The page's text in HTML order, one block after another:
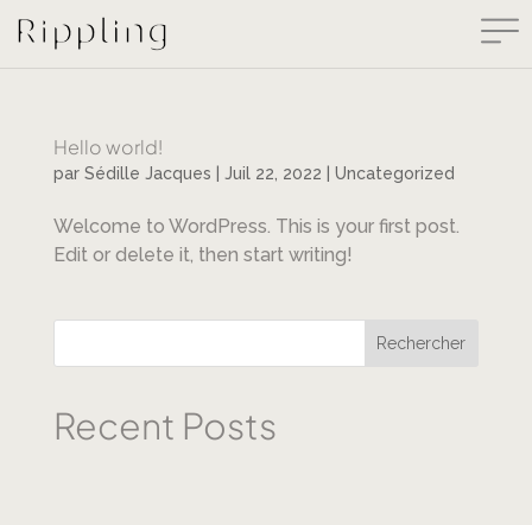
Hello world!
par Sédille Jacques Juil 22, 2022 Uncategorized
Welcome to WordPress. This is your first post.
Edit or delete it, then start writing!
Rechercher
Recent Posts